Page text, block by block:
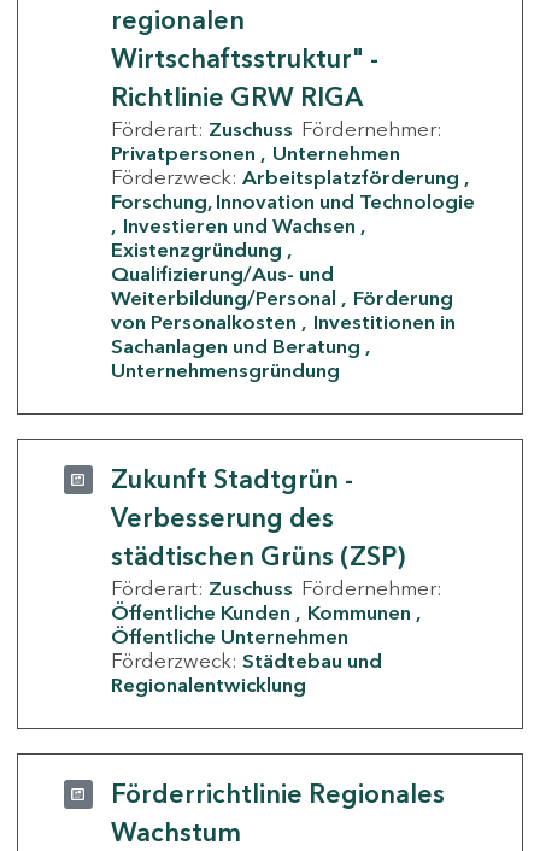
regionalen
Wirtschaftsstruktur" -
Richtlinie GRW RIGA
Förderart: Zuschuss Fördernehmer:
Privatpersonen
Unternehmen
Förderzweck: Arbeitsplatzförderung
Forschung, Innovation und Technologie
Investieren und Wachsen
Existenzgründung
Qualifizierung/Aus- und
Weiterbildung/Personal
Förderung
von Personalkosten
Investitionen in
Sachanlagen und Beratung
Unternehmensgründung
Zukunft Stadtgrün -
Verbesserung des
städtischen Grüns (ZSP)
Förderart: Zuschuss Fördernehmer:
Öffentliche Kunden
Kommunen
Öffentliche Unternehmen
Förderzweck: Städtebau und
Regionalentwicklung
Förderrichtlinie Regionales
Wachstum